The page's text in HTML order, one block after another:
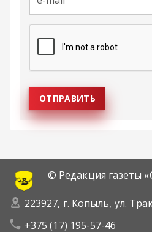
© Редакция газеты
223927, г. Копыль, ул.
+375 (17) 195-57-46